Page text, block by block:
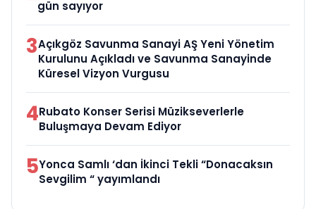
gün sayıyor
3Açıkgöz Savunma Sanayi AŞ Yeni Yönetim
Kurulunu Açıkladı ve Savunma Sanayinde
Küresel Vizyon Vurgusu
4Rubato Konser Serisi Müzikseverlerle
Buluşmaya Devam Ediyor
5Yonca Samlı ‘dan İkinci Tekli “Donacaksın
Sevgilim “ yayımlandı